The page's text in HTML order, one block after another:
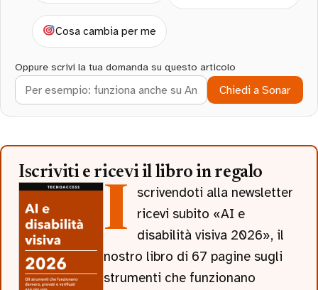
Cosa cambia per me
Oppure scrivi la tua domanda su questo articolo
Chiedi a Sonar
Iscriviti e ricevi il libro in regalo
Iscrivendoti alla newsletter
ricevi subito «AI e
disabilità visiva 2026», il
nostro libro di 67 pagine sugli
strumenti che funzionano